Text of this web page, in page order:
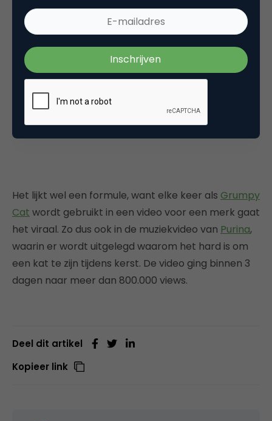
Het lijkt wel een formule, want elke keer als Grumpy
Cat wordt gebruikt in een video voor een merk gaat
het viraal. Zo dus ook in de muziekvideo van Purina,
waarin er wordt uitgelegd waarom het hard is om
een kat te zijn tijdens kerst. De video ging binnen 3
dagen naar meer dan 800.000 views.
Deel dit artikel
Kopieer link